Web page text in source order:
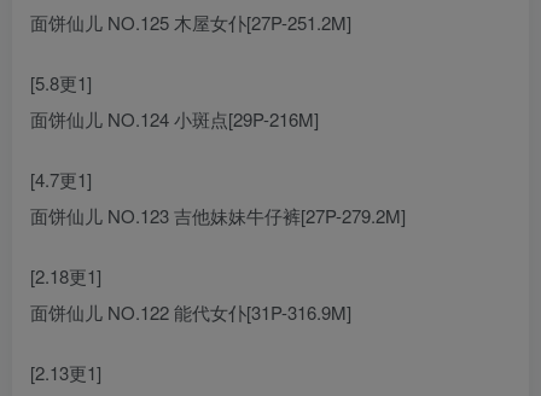
面饼仙儿 NO.125 木屋女仆[27P-251.2M]
[5.8更1]
面饼仙儿 NO.124 小斑点[29P-216M]
[4.7更1]
面饼仙儿 NO.123 吉他妹妹牛仔裤[27P-279.2M]
[2.18更1]
面饼仙儿 NO.122 能代女仆[31P-316.9M]
[2.13更1]